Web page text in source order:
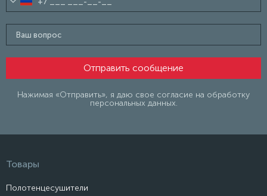
Нажимая «Отправить», я даю свое согласие на обработку
персональных данных.
Товары
Полотенцесушители